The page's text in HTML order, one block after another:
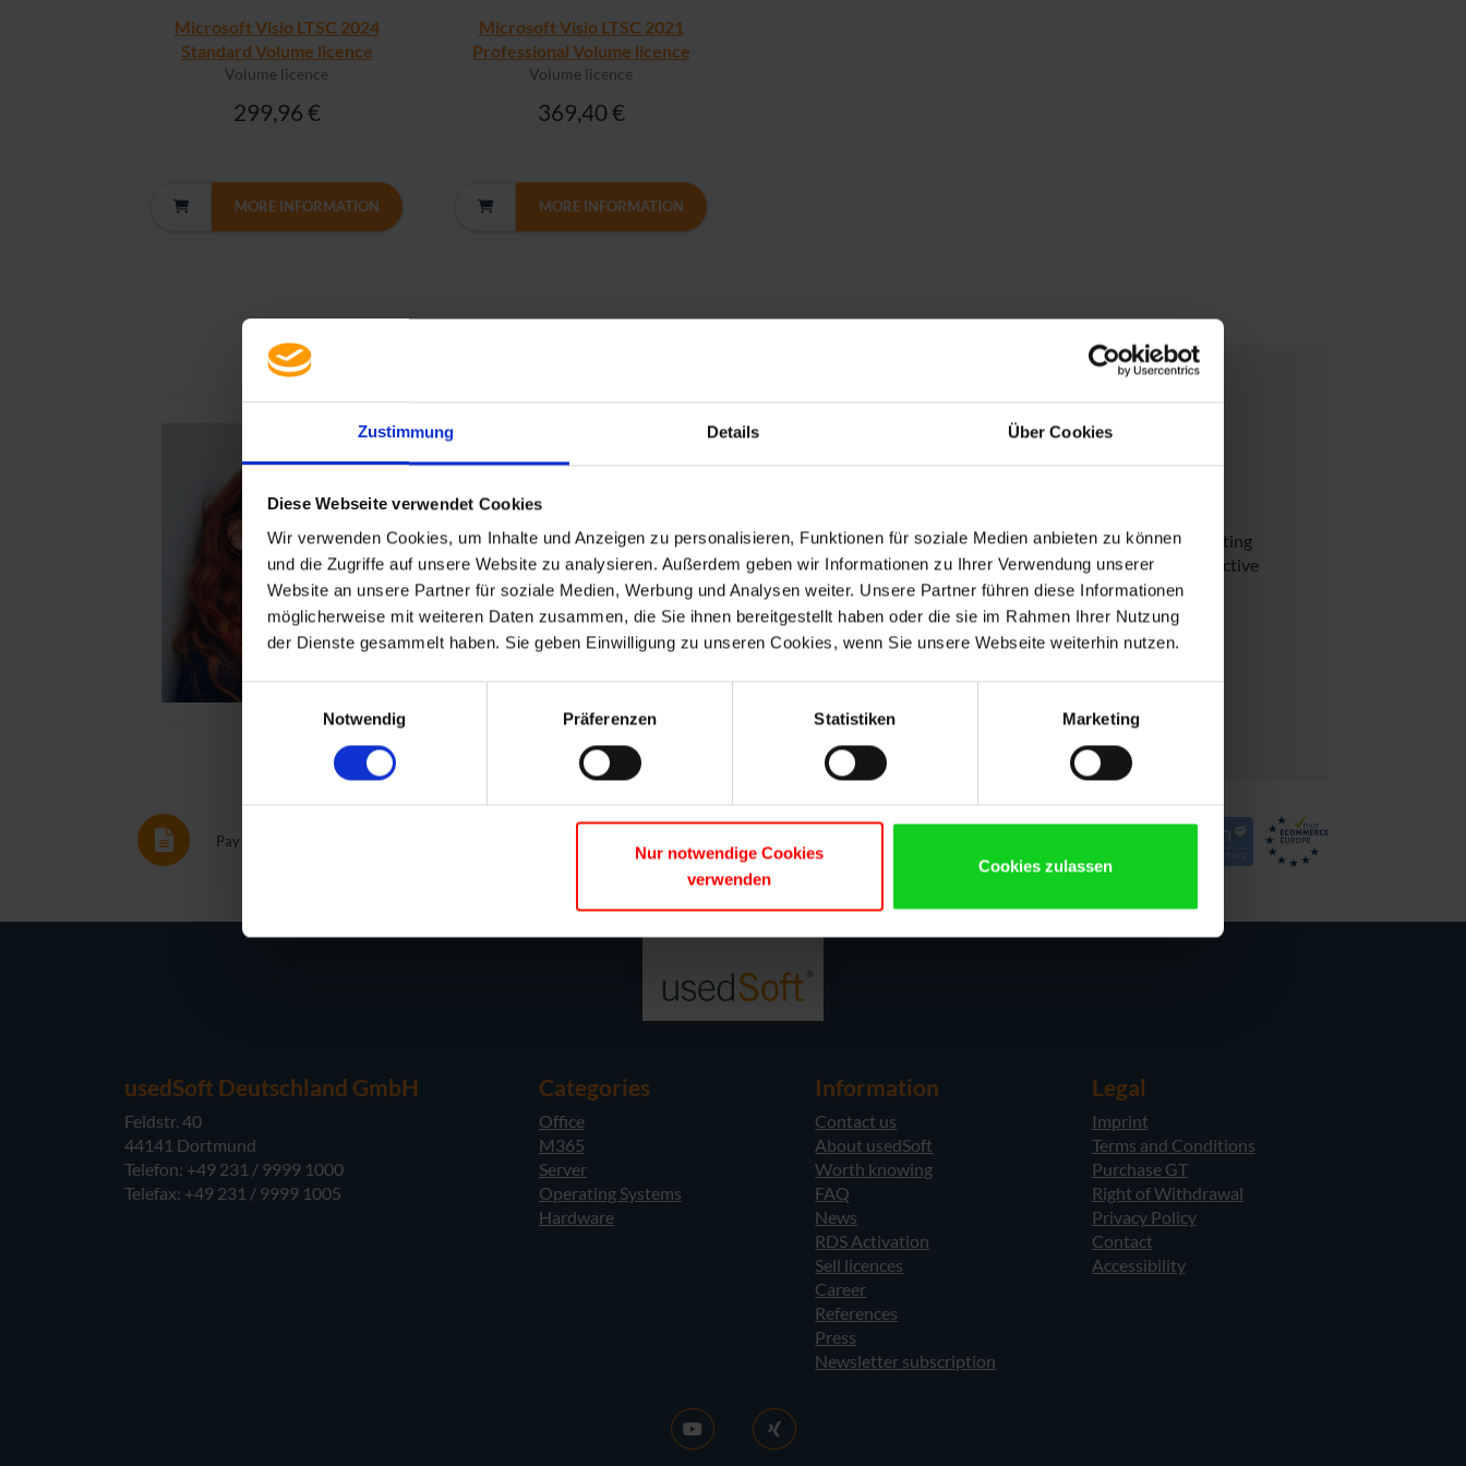
Zustimmung Details Über Cookies
Diese Webseite verwendet Cookies
Wir verwenden Cookies, um Inhalte und Anzeigen zu personalisieren, Funktionen für soziale Medien anbieten zu können
und die Zugriffe auf unsere Website zu analysieren. Außerdem geben wir Informationen zu Ihrer Verwendung unserer
Website an unsere Partner für soziale Medien, Werbung und Analysen weiter. Unsere Partner führen diese Informationen
möglicherweise mit weiteren Daten zusammen, die Sie ihnen bereitgestellt haben oder die sie im Rahmen Ihrer Nutzung
der Dienste gesammelt haben. Sie geben Einwilligung zu unseren Cookies, wenn Sie unsere Webseite weiterhin nutzen.
Notwendig
Präferenzen Statistiken Marketing
Nur notwendige Cookies
verwenden
Cookies zulassen
Microsoft Visio LTSC 2024
Standard Volume licence
Volume licence
299,96 €
MORE INFORMATION
Microsoft Visio LTSC 2021
Professional Volume licence
Volume licence
369,40 €
MORE INFORMATION
Volume licences are perfect for businesses as they simplify the process of installing and activating
software across multiple devices. Additionally, they offer extra features – all of this at an attractive
price. Interested in learning more? Read our info page.
MORE ON VOLUME LICENCES
Pay on account
usedSoft Deutschland GmbH
Feldstr. 40
44141 Dortmund
Telefon: +49 231 / 9999 1000
Telefax: +49 231 / 9999 1005
Categories
Office
M365
Server
Operating Systems
Hardware
Information
Contact us
About usedSoft
Worth knowing
FAQ
News
RDS Activation
Sell licences
Career
References
Press
Newsletter subscription
Legal
Imprint
Terms and Conditions
Purchase GT
Right of Withdrawal
Privacy Policy
Contact
Accessibility